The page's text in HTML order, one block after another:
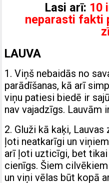
Lasi arī: 10
neparasti fakti
LAUVA
1. Viņš nebaidās no
parādīšanas, kā arī
viņu patiesi biedē ir
nav vajadzīgs. Lauvām
2. Gluži kā kaķi,
ļoti neatkarīgi un
arī ļoti uzticīgi, bet
cienīgs. Šiem
un viņi vēlas būt kopā